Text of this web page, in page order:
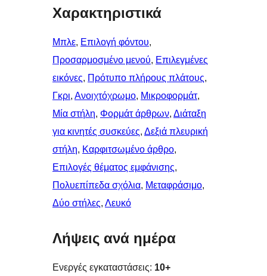
Χαρακτηριστικά
Μπλε, Επιλογή φόντου
Προσαρμοσμένο μενού, Επιλεγμένες
εικόνες, Πρότυπο πλήρους πλάτους
Γκρι, Ανοιχτόχρωμο, Μικροφορμάτ
Μία στήλη, Φορμάτ άρθρων, Διάταξη
για κινητές συσκεύες, Δεξιά πλευρική
στήλη, Καρφιτσωμένo άρθρo
Επιλογές θέματος εμφάνισης
Πολυεπίπεδα σχόλια, Μεταφράσιμο
Δύο στήλες, Λευκό
Λήψεις ανά ημέρα
Ενεργές εγκαταστάσεις: 10+